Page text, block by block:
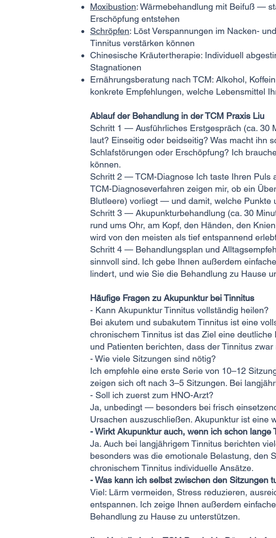
Moxibustion: Wärmebehandlung mit Beifuß —
Erschöpfung entstehen
Schröpfen: Löst Verspannungen im Nacken-
Tinnitus verstärken können
Chinesische Kräutertherapie: Individuell
Stagnationen
Ernährungsberatung nach TCM: Alkohol,
konkrete Empfehlungen, welche Lebensmittel
Ablauf der Behandlung in der TCM Praxis Liu
Schritt 1 — Ausführliches Erstgespräch (ca. 30
laut? Einseitig oder beidseitig? Was macht ihn
Schlafstörungen oder Erschöpfung? Ich
können.
Schritt 2 — TCM-Diagnose Ich taste Ihren Puls
TCM-Diagnoseverfahren zeigen mir, ob ein
Blutleere) vorliegt — und damit, welche Punkte
Schritt 3 — Akupunkturbehandlung (ca. 30
rund ums Ohr, am Kopf, den Händen, den
wird von den meisten als tief entspannend
Schritt 4 — Behandlungsplan und
sinnvoll sind. Ich gebe Ihnen außerdem
lindert, und wie Sie die Behandlung zu Hause
Häufige Fragen zu Akupunktur bei Tinnitus
- Kann Akupunktur Tinnitus vollständig heilen?
Bei akutem und subakutem Tinnitus ist eine
chronischem Tinnitus ist das Ziel eine
und Patienten berichten, dass der Tinnitus
- Wie viele Sitzungen sind nötig?
Ich empfehle eine erste Serie von 10–12
zeigen sich oft nach 3–5 Sitzungen. Bei
- Soll ich zuerst zum HNO-Arzt?
Ja, unbedingt — besonders bei frisch
Ursachen auszuschließen. Akupunktur ist eine
- Wirkt Akupunktur auch, wenn ich schon lange
Ja. Auch bei langjährigem Tinnitus berichten
besonders was die emotionale Belastung, den
chronischem Tinnitus individuelle Ansätze.
- Was kann ich selbst zwischen den Sitzungen
Viel: Lärm vermeiden, Stress reduzieren,
entspannen. Ich zeige Ihnen außerdem
Behandlung zu Hause zu unterstützen.